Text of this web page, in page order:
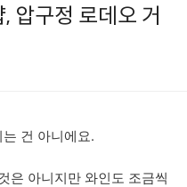
압구정 로데오 거
건 아니에요.
은 아니지만 와인도 조금씩